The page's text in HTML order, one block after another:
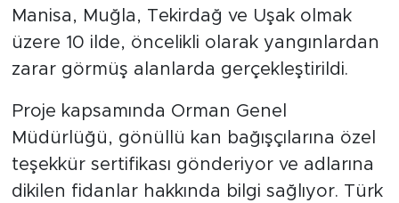
Manisa, Muğla, Tekirdağ ve Uşak olmak
üzere 10 ilde, öncelikli olarak yangınlardan
zarar görmüş alanlarda gerçekleştirildi.
Proje kapsamında Orman Genel
Müdürlüğü, gönüllü kan bağışçılarına özel
teşekkür sertifikası gönderiyor ve adlarına
dikilen fidanlar hakkında bilgi sağlıyor. Türk